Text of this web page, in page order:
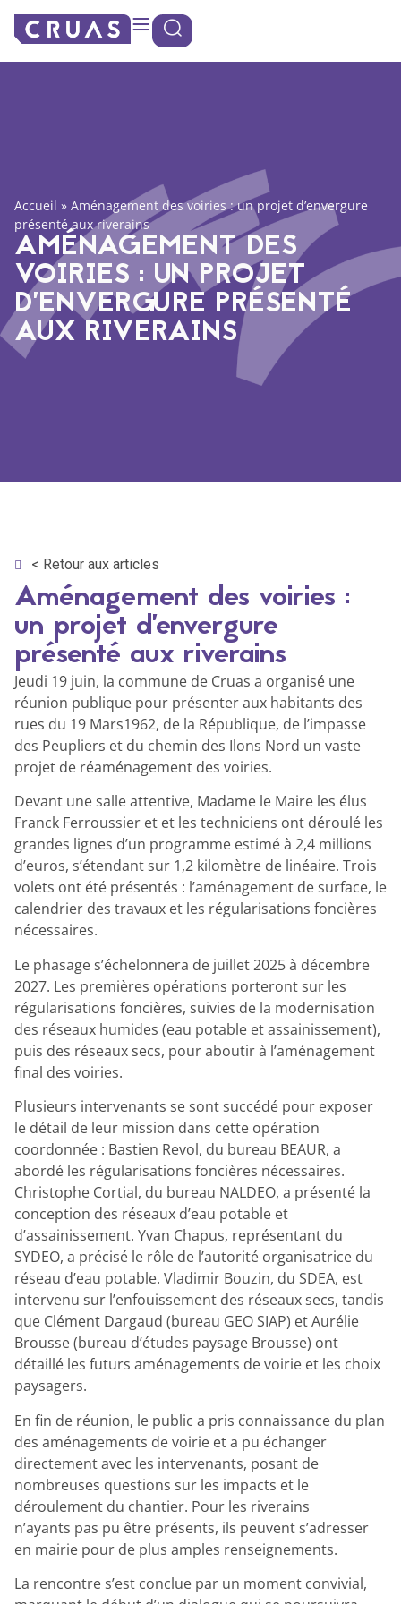
Panneau de gestion des cookies
Accueil » Aménagement des voiries : un projet d’envergure
présenté aux riverains
AMÉNAGEMENT DES
VOIRIES : UN PROJET
D’ENVERGURE PRÉSENTÉ
AUX RIVERAINS
< Retour aux articles
Aménagement des voiries :
un projet d’envergure
présenté aux riverains
Jeudi 19 juin, la commune de Cruas a organisé une
réunion publique pour présenter aux habitants des
rues du 19 Mars1962, de la République, de l’impasse
des Peupliers et du chemin des Ilons Nord un vaste
projet de réaménagement des voiries.
Devant une salle attentive, Madame le Maire les élus
Franck Ferroussier et et les techniciens ont déroulé les
grandes lignes d’un programme estimé à 2,4 millions
d’euros, s’étendant sur 1,2 kilomètre de linéaire. Trois
volets ont été présentés : l’aménagement de surface, le
calendrier des travaux et les régularisations foncières
nécessaires.
Le phasage s’échelonnera de juillet 2025 à décembre
2027. Les premières opérations porteront sur les
régularisations foncières, suivies de la modernisation
des réseaux humides (eau potable et assainissement),
puis des réseaux secs, pour aboutir à l’aménagement
final des voiries.
Plusieurs intervenants se sont succédé pour exposer
le détail de leur mission dans cette opération
coordonnée : Bastien Revol, du bureau BEAUR, a
abordé les régularisations foncières nécessaires.
Christophe Cortial, du bureau NALDEO, a présenté la
conception des réseaux d’eau potable et
d’assainissement. Yvan Chapus, représentant du
SYDEO, a précisé le rôle de l’autorité organisatrice du
réseau d’eau potable. Vladimir Bouzin, du SDEA, est
intervenu sur l’enfouissement des réseaux secs, tandis
que Clément Dargaud (bureau GEO SIAP) et Aurélie
Brousse (bureau d’études paysage Brousse) ont
détaillé les futurs aménagements de voirie et les choix
paysagers.
En fin de réunion, le public a pris connaissance du plan
des aménagements de voirie et a pu échanger
directement avec les intervenants, posant de
nombreuses questions sur les impacts et le
déroulement du chantier. Pour les riverains
n’ayants pas pu être présents, ils peuvent s’adresser
en mairie pour de plus amples renseignements.
La rencontre s’est conclue par un moment convivial,